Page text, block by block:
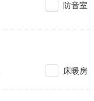
防音室
床暖房